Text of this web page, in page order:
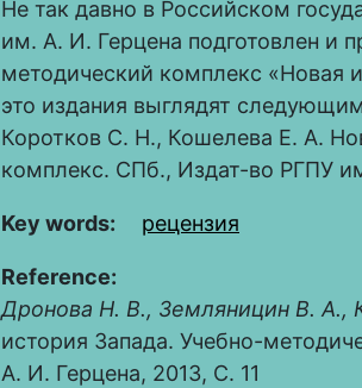
Не так давно в Российском
им. А. И. Герцена подготовлен и
методический комплекс «Новая
это издания выглядят
Коротков С. Н., Кошелева Е. А.
комплекс. СПб., Издат-во РГПУ
Key words: рецензия
Reference:
Дронова Н. В., Земляницин В. А.,
история Запада. Учебно-
А. И. Герцена, 2013, С. 11